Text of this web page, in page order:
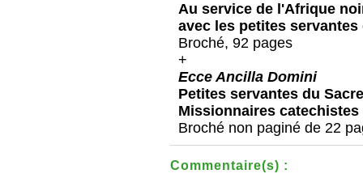
Au service de l'Afrique
avec les petites servantes
Broché, 92 pages
+
Ecce Ancilla Domini
Petites servantes du
Missionnaires
Broché non paginé de 22
Commentaire(s) :